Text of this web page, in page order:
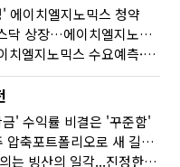
에이치엘지노믹스 청약
레몬헬스케어 코스닥 상장…에이치엘지노믹스 수요예측
코스닥 러시…에이치엘지노믹스 수요예측·레메디 청약
' 수익률 비결은 '꾸준함'
KCGI운용, 성장주 압축포트폴리오로 새 길을 그리다
트러스톤, 행동주의는 빙산의 일각...진정한 힘은 '주식형 강자'